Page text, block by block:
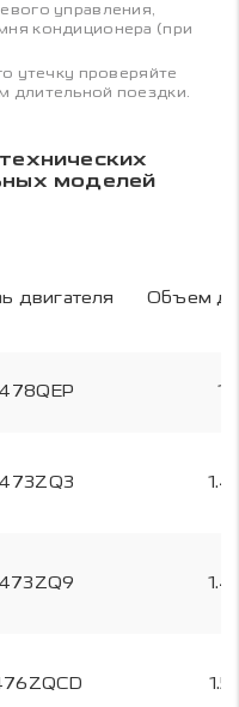
управления,
кондиционера (при
утечку проверяйте
длительной поездки.
моделей
двигателя Объем
1.4
1.4
1.5